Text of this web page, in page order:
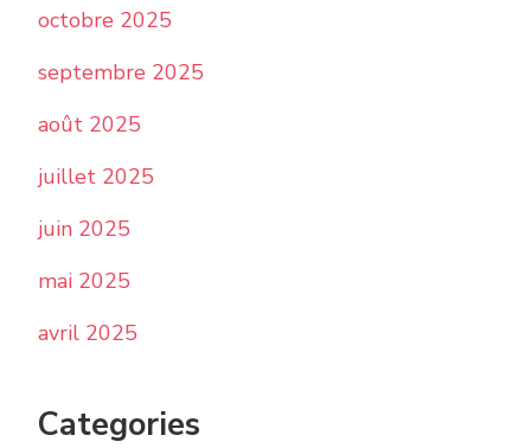
octobre 2025
septembre 2025
août 2025
juillet 2025
juin 2025
mai 2025
avril 2025
Categories